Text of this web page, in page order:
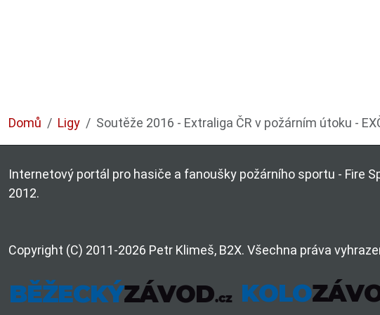
Domů Ligy Soutěže 2016 - Extraliga ČR v požárním útoku -
Internetový portál pro hasiče a fanoušky požárního sportu - Fire
2012.
Copyright (C) 2011-2026 Petr Klimeš, B2X. Všechna práva